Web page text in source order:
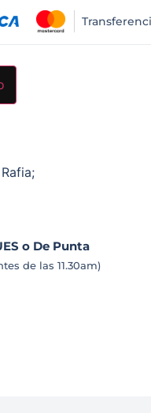
o De Punta
de las 11.30am)